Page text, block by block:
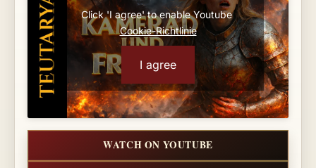
Click 'I agree' to enable Youtube
Cookie-Richtlinie
I agree
WATCH ON YOUTUBE